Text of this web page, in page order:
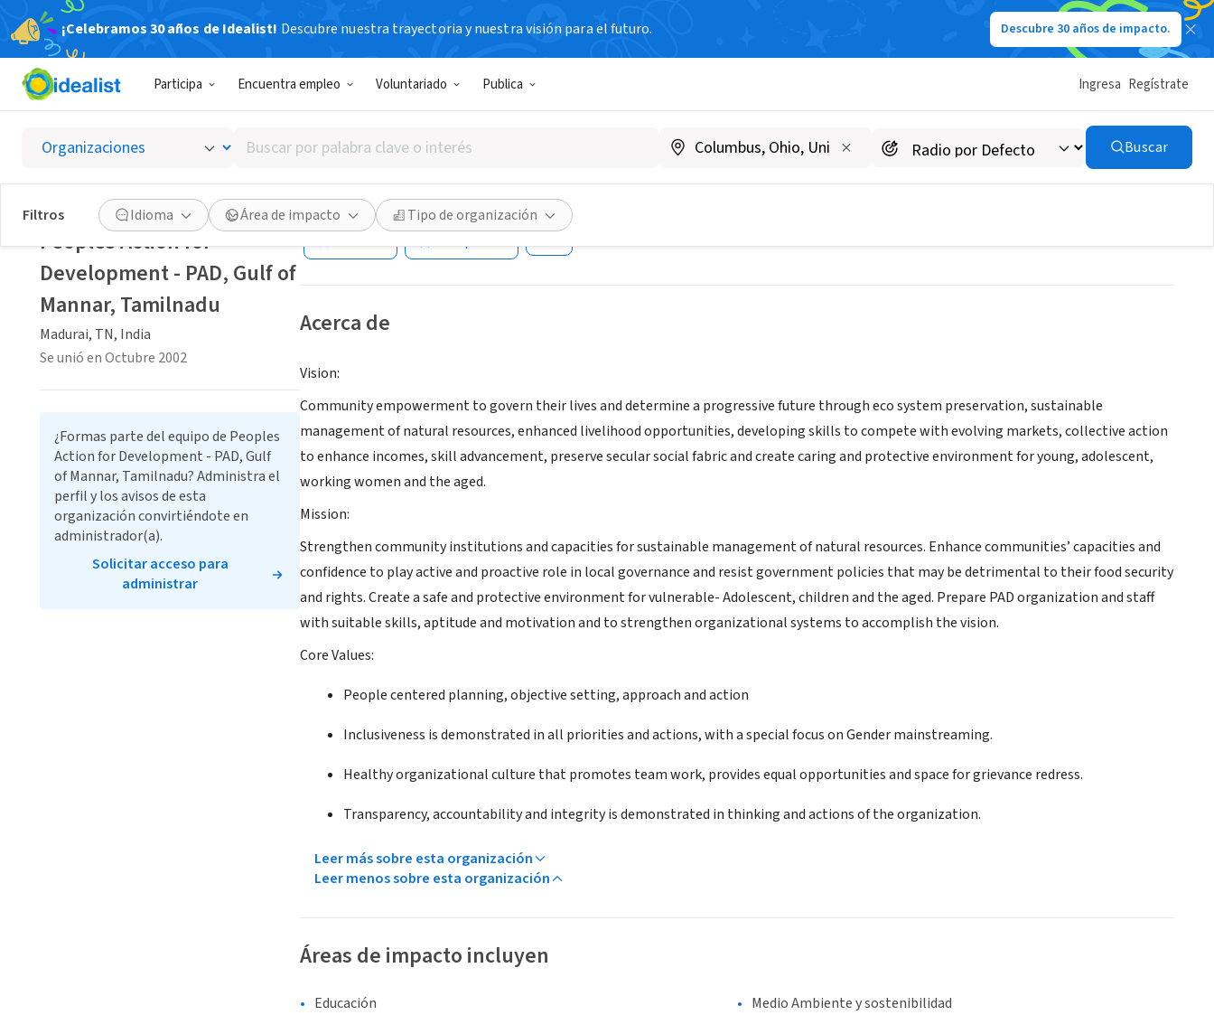
¡Celebramos 30 años de Idealist! Descubre nuestra trayectoria y nuestra visión para el futuro. Descubre 30 años de impacto.
Participa Encuentra empleo Voluntariado Publica Ingresa Regístrate
Buscar
por
palabra
clave
o
interés
Buscar
Filtros Idioma Área de impacto Tipo de organización
Peoples Action for Development - PAD, Gulf of Mannar,
Tamilnadu
Madurai, TN, India|www.padgom.org
Guardar Compartir
Acerca de
Vision:
Community empowerment to govern their lives and determine a progressive future through eco system preservation, sustainable
management of natural resources, enhanced livelihood opportunities, developing skills to compete with evolving markets, collective action
to enhance incomes, skill advancement, preserve secular social fabric and create caring and protective environment for young, adolescent,
working women and the aged.
Mission:
Strengthen community institutions and capacities for sustainable management of natural resources. Enhance communities’ capacities and
confidence to play active and proactive role in local governance and resist government policies that may be detrimental to their food security
and rights. Create a safe and protective environment for vulnerable- Adolescent, children and the aged. Prepare PAD organization and staff
with suitable skills, aptitude and motivation and to strengthen organizational systems to accomplish the vision.
Core Values:
People centered planning, objective setting, approach and action
Inclusiveness is demonstrated in all priorities and actions, with a special focus on Gender mainstreaming.
Healthy organizational culture that promotes team work, provides equal opportunities and space for grievance redress.
Transparency, accountability and integrity is demonstrated in thinking and actions of the organization.
Leer más sobre esta organización
Leer menos sobre esta organización
Áreas de impacto incluyen
Educación Medio Ambiente y sostenibilidad
Peoples Action for
Development - PAD, Gulf of
Mannar, Tamilnadu
Madurai, TN, India
Se unió en Octubre 2002
¿Formas parte del equipo de Peoples
Action for Development - PAD, Gulf
of Mannar, Tamilnadu? Administra el
perfil y los avisos de esta
organización convirtiéndote en
administrador(a).
Solicitar acceso para
administrar